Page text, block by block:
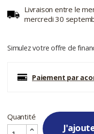
Livraison entre le
mercredi 30
Simulez votre offre de
Paiement par
Quantité